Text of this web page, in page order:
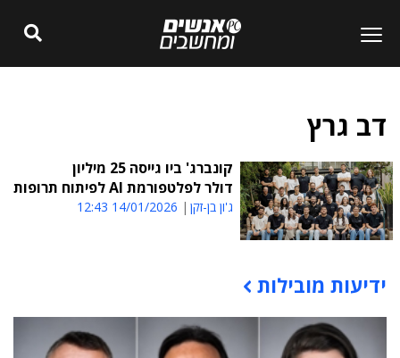
דב גרץ
קונברג' ביו גייסה 25 מיליון
דולר לפלטפורמת AI לפיתוח תרופות
ג'ון בן-זקן 14/01/2026 12:43
תוכן פרסומי
ידיעות מובילות